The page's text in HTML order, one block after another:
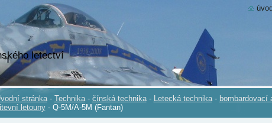
letectví
stránka - Technika - čínská technika - Letecká technika - bombardovací
letouny - Q-5M/A-5M (Fantan)